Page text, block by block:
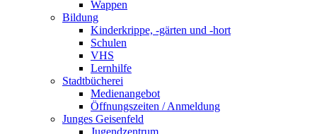
Wappen
Bildung
Kinderkrippe, -gärten und -hort
Schulen
VHS
Lernhilfe
Stadtbücherei
Medienangebot
Öffnungszeiten / Anmeldung
Junges Geisenfeld
Jugendzentrum